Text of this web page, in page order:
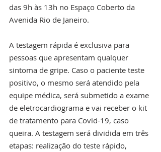
das 9h às 13h no Espaço Coberto da
Avenida Rio de Janeiro.
A testagem rápida é exclusiva para
pessoas que apresentam qualquer
sintoma de gripe. Caso o paciente teste
positivo, o mesmo será atendido pela
equipe médica, será submetido a exame
de eletrocardiograma e vai receber o kit
de tratamento para Covid-19, caso
queira. A testagem será dividida em três
etapas: realização do teste rápido,